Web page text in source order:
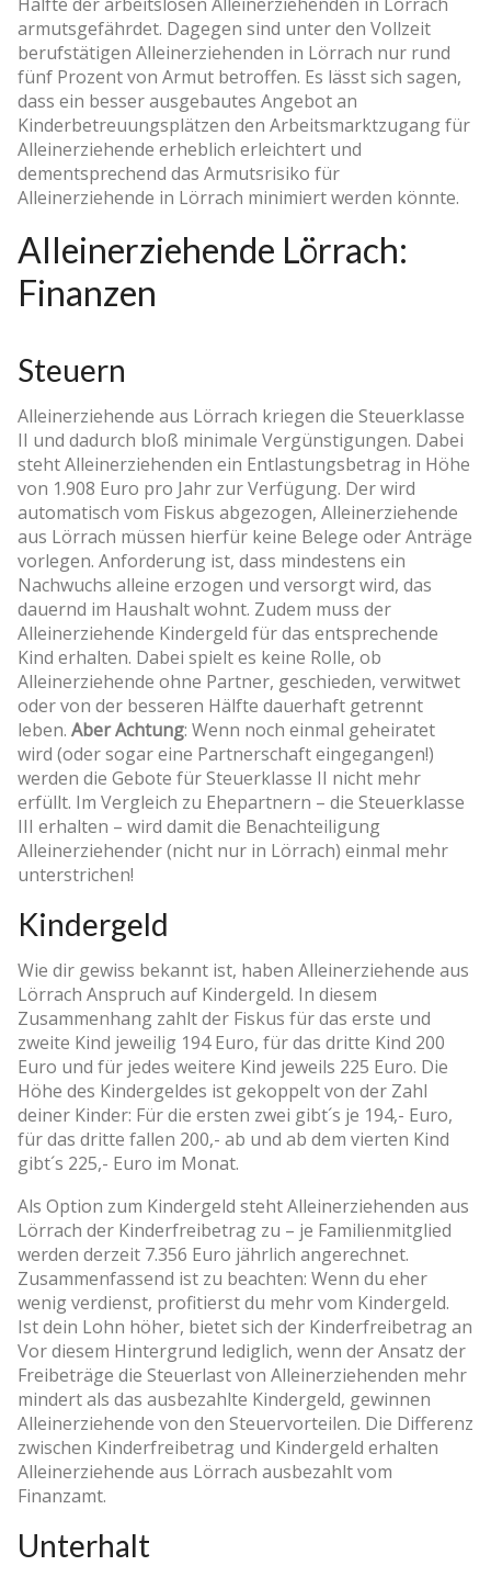
armutsgefährdet. Dagegen sind unter den Vollzeit
berufstätigen Alleinerziehenden in Lörrach nur rund
fünf Prozent von Armut betroffen. Es lässt sich sagen,
dass ein besser ausgebautes Angebot an
Kinderbetreuungsplätzen den Arbeitsmarktzugang für
Alleinerziehende erheblich erleichtert und
dementsprechend das Armutsrisiko für
Alleinerziehende in Lörrach minimiert werden könnte.
Alleinerziehende Lörrach:
Finanzen
Steuern
Alleinerziehende aus Lörrach kriegen die Steuerklasse
II und dadurch bloß minimale Vergünstigungen. Dabei
steht Alleinerziehenden ein Entlastungsbetrag in Höhe
von 1.908 Euro pro Jahr zur Verfügung. Der wird
automatisch vom Fiskus abgezogen, Alleinerziehende
aus Lörrach müssen hierfür keine Belege oder Anträge
vorlegen. Anforderung ist, dass mindestens ein
Nachwuchs alleine erzogen und versorgt wird, das
dauernd im Haushalt wohnt. Zudem muss der
Alleinerziehende Kindergeld für das entsprechende
Kind erhalten. Dabei spielt es keine Rolle, ob
Alleinerziehende ohne Partner, geschieden, verwitwet
oder von der besseren Hälfte dauerhaft getrennt
leben. Aber Achtung: Wenn noch einmal geheiratet
wird (oder sogar eine Partnerschaft eingegangen!)
werden die Gebote für Steuerklasse II nicht mehr
erfüllt. Im Vergleich zu Ehepartnern – die Steuerklasse
III erhalten – wird damit die Benachteiligung
Alleinerziehender (nicht nur in Lörrach) einmal mehr
unterstrichen!
Kindergeld
Wie dir gewiss bekannt ist, haben Alleinerziehende aus
Lörrach Anspruch auf Kindergeld. In diesem
Zusammenhang zahlt der Fiskus für das erste und
zweite Kind jeweilig 194 Euro, für das dritte Kind 200
Euro und für jedes weitere Kind jeweils 225 Euro. Die
Höhe des Kindergeldes ist gekoppelt von der Zahl
deiner Kinder: Für die ersten zwei gibt´s je 194,- Euro,
für das dritte fallen 200,- ab und ab dem vierten Kind
gibt´s 225,- Euro im Monat.
Als Option zum Kindergeld steht Alleinerziehenden aus
Lörrach der Kinderfreibetrag zu – je Familienmitglied
werden derzeit 7.356 Euro jährlich angerechnet.
Zusammenfassend ist zu beachten: Wenn du eher
wenig verdienst, profitierst du mehr vom Kindergeld.
Ist dein Lohn höher, bietet sich der Kinderfreibetrag an
Vor diesem Hintergrund lediglich, wenn der Ansatz der
Freibeträge die Steuerlast von Alleinerziehenden mehr
mindert als das ausbezahlte Kindergeld, gewinnen
Alleinerziehende von den Steuervorteilen. Die Differenz
zwischen Kinderfreibetrag und Kindergeld erhalten
Alleinerziehende aus Lörrach ausbezahlt vom
Finanzamt.
Unterhalt